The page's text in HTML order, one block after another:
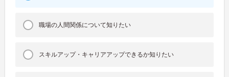
職場の人間関係について知りたい
スキルアップ・キャリアアップできるか知りたい